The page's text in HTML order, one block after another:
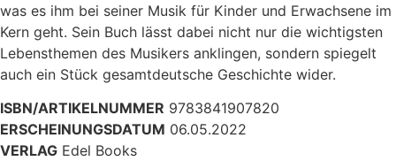
was es ihm bei seiner Musik für Kinder und Erwachsene im
Kern geht. Sein Buch lässt dabei nicht nur die wichtigsten
Lebensthemen des Musikers anklingen, sondern spiegelt
auch ein Stück gesamtdeutsche Geschichte wider.
ISBN/ARTIKELNUMMER 9783841907820
ERSCHEINUNGSDATUM 06.05.2022
VERLAG Edel Books